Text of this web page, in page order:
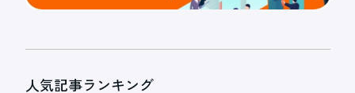
人気記事ランキング